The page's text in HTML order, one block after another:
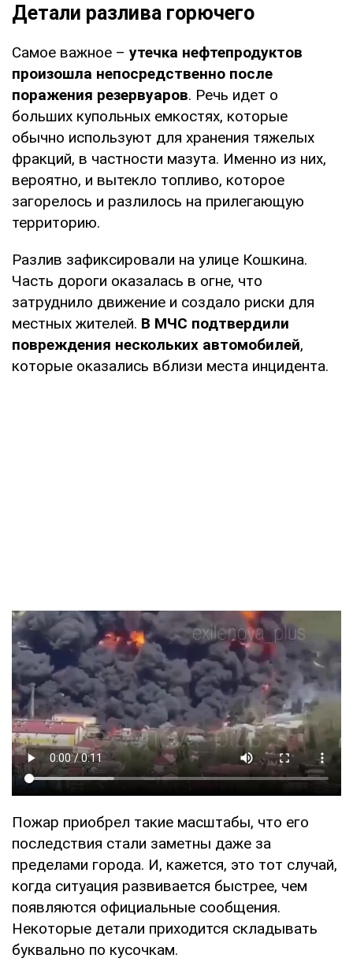
Детали разлива горючего
Самое важное – утечка нефтепродуктов
произошла непосредственно после
поражения резервуаров. Речь идет о
больших купольных емкостях, которые
обычно используют для хранения тяжелых
фракций, в частности мазута. Именно из них,
вероятно, и вытекло топливо, которое
загорелось и разлилось на прилегающую
территорию.
Разлив зафиксировали на улице Кошкина.
Часть дороги оказалась в огне, что
затруднило движение и создало риски для
местных жителей. В МЧС подтвердили
повреждения нескольких автомобилей,
которые оказались вблизи места инцидента.
Пожар приобрел такие масштабы, что его
последствия стали заметны даже за
пределами города. И, кажется, это тот случай,
когда ситуация развивается быстрее, чем
появляются официальные сообщения.
Некоторые детали приходится складывать
буквально по кусочкам.